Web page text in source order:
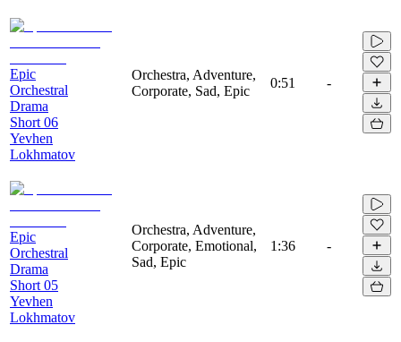
Epic
Orchestral
Drama
Short 06
Yevhen
Lokhmatov
Orchestra, Adventure,
Corporate, Sad, Epic
0:51 -
Epic
Orchestral
Drama
Short 05
Yevhen
Lokhmatov
Orchestra, Adventure,
Corporate, Emotional,
Sad, Epic
1:36 -